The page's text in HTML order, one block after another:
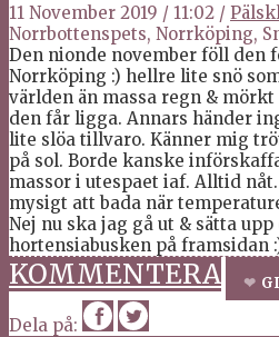
11 November 2019 / 11:02 /
Norrbottenspets, Norrköping,
Den nionde november föll den
Norrköping :) hellre lite snö
världen än massa regn &
den får ligga. Annars händer
lite slöa tillvaro. Känner mig
på sol. Borde kanske
massor i utespaet iaf. Alltid
mysigt att bada när
Nej nu ska jag gå ut & sätta
hortensiabusken på framsidan
KOMMENTERA
Dela på: